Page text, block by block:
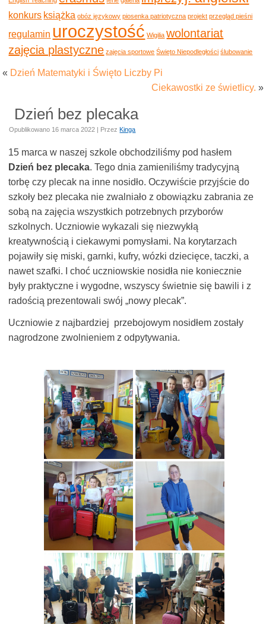
konkurs książka obóz językowy piosenka patriotyczna projekt przegląd pieśni
regulamin uroczystość Wigilia wolontariat
zajęcia plastyczne zajęcia sportowe Święto Niepodległości ślubowanie
« Dzień Matematyki i Święto Liczby Pi
Ciekawostki ze świetlicy. »
Dzień bez plecaka
Opublikowano 16 marca 2022 | Przez Kinga
15 marca w naszej szkole obchodziliśmy pod hasłem
Dzień bez plecaka. Tego dnia zamieniliśmy tradycyjną
torbę czy plecak na inne nosidło. Oczywiście przyjście do
szkoły bez plecaka nie zwalniało z obowiązku zabrania ze
sobą na zajęcia wszystkich potrzebnych przyborów
szkolnych. Uczniowie wykazali się niezwykłą
kreatywnością i ciekawymi pomysłami. Na korytarzach
pojawiły się miski, garnki, kufry, wózki dziecięce, taczki, a
nawet szafki. I choć uczniowskie nosidła nie koniecznie
były praktyczne i wygodne, wszyscy świetnie się bawili i z
radością prezentowali swój „nowy plecak”.
Uczniowie z najbardziej przebojowym nosidłem zostały
nagrodzone zwolnieniem z odpytywania.